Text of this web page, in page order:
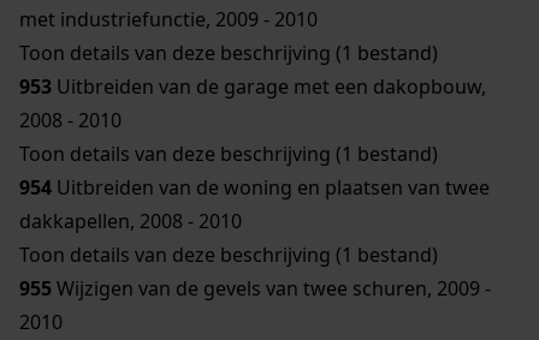
met industriefunctie, 2009 - 2010
Toon details van deze beschrijving (1 bestand)
953 Uitbreiden van de garage met een dakopbouw,
2008 - 2010
Toon details van deze beschrijving (1 bestand)
954 Uitbreiden van de woning en plaatsen van twee
dakkapellen, 2008 - 2010
Toon details van deze beschrijving (1 bestand)
955Wijzigen van de gevels van twee schuren, 2009 -
2010